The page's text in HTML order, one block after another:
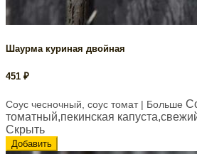
Шаурма куриная двойная
451 ₽
Соус чесночный, соус томат| Больше
томатный,пекинская
Скрыть
Добавить